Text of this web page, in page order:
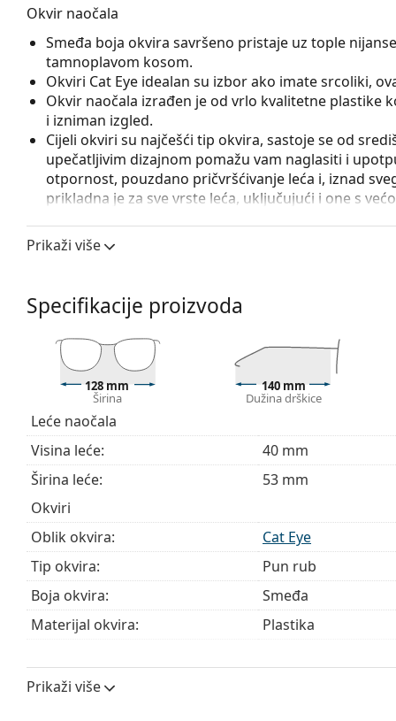
Okvir naočala
Smeđa boja okvira savršeno pristaje uz tople
tamnoplavom kosom.
Okviri Cat Eye idealan su izbor ako imate srcoliki,
Okvir naočala izrađen je od vrlo kvalitetne plastike
i izniman izgled.
Cijeli okviri su najčešći tip okvira, sastoje se od
upečatljivim dizajnom pomažu vam naglasiti i
otpornost, pouzdano pričvršćivanje leća i, iznad
prikladna je za sve vrste leća, uključujući i one s
stavljanje naočala. Okvir je zahvaljujući tome
Naočale isporučujemo s originalnom futrolom.
Krpa koja se nalazi u pakiranju idealna je za
sadržavati tekstilnu vrećicu.
Istražite cijelu ponudu
dioptrijskih naočala kako biste
kupnju naočala ako trebate pomoć pri odabiru.
Ovo je medicinski proizvod. Prije uporabe pročitajte
Prikaži više
Specifikacije proizvoda
128 mm
Širina
140 mm
Dužina drškice
Leće naočala
Visina leće:
40 mm
Širina leće:
53 mm
Okviri
Oblik okvira:
Cat Eye
Tip okvira:
Pun rub
Boja okvira:
Smeđa
Materijal okvira:
Plastika
Širina:
Prikaži više